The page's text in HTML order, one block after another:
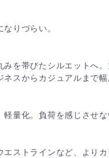
りづらい。
みを帯びたシルエットへ
スからカジュアルまで幅
量化。負荷を感じさせな
エストラインなど、より